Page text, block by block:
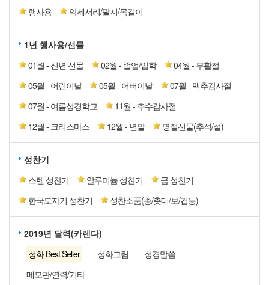
행사용
악세서리/팔지/목걸이
1년 행사용/선물
01월 - 신년 선물
02월 - 졸업/입학
04월 - 부활절
05월 - 어린이날
05월 - 어버이날
07월 - 맥추감사절
07월 - 여름성경학교
11월 - 추수감사절
12월 - 크리스마스
12월 - 년말 명절선물(추석/설)
성찬기
스텐 성찬기
알루미늄 성찬기
금 성찬기
한국도자기 성찬기
성찬소품(종/촛대/보/컵등)
2019년 달력(카렌다)
성화 Best Seller
성화그림
성경말씀
메모판/연력/기타